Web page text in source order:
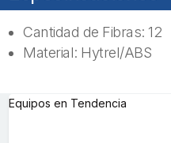
Cantidad de Fibras: 12
Material: Hytrel/ABS
Equipos en Tendencia